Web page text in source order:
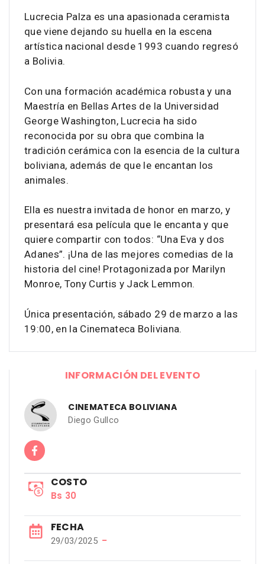
Lucrecia Palza es una apasionada ceramista
que viene dejando su huella en la escena
artística nacional desde 1993 cuando regresó
a Bolivia.
Con una formación académica robusta y una
Maestría en Bellas Artes de la Universidad
George Washington, Lucrecia ha sido
reconocida por su obra que combina la
tradición cerámica con la esencia de la cultura
boliviana, además de que le encantan los
animales.
Ella es nuestra invitada de honor en marzo, y
presentará esa película que le encanta y que
quiere compartir con todos: “Una Eva y dos
Adanes”. ¡Una de las mejores comedias de la
historia del cine! Protagonizada por Marilyn
Monroe, Tony Curtis y Jack Lemmon.
Única presentación, sábado 29 de marzo a las
19:00, en la Cinemateca Boliviana.
INFORMACIÓN DEL EVENTO
CINEMATECA BOLIVIANA
Diego Gullco
COSTO
Bs 30
FECHA
29/03/2025 −